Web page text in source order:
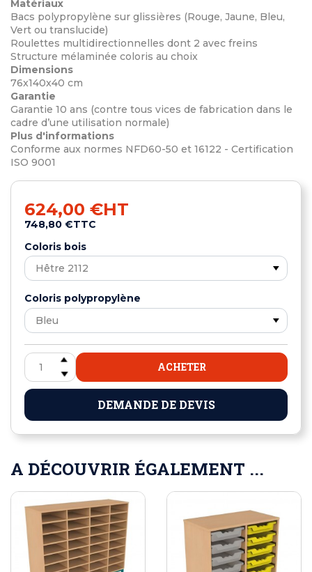
Matériaux
Bacs polypropylène sur glissières (Rouge, Jaune, Bleu,
Vert ou translucide)
Roulettes multidirectionnelles dont 2 avec freins
Structure mélaminée coloris au choix
Dimensions
76x140x40 cm
Garantie
Garantie 10 ans (contre tous vices de fabrication dans le
cadre d’une utilisation normale)
Plus d'informations
Conforme aux normes NFD60-50 et 16122 - Certification
ISO 9001
624,00 €HT
748,80 €TTC
Coloris bois
Coloris polypropylène
ACHETER
DEMANDE DE DEVIS
A DÉCOUVRIR ÉGALEMENT ...